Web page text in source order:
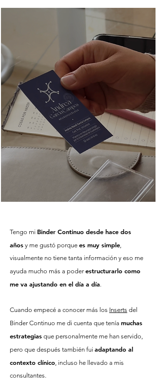
Tengo mi Binder Continuo desde hace dos
años y me gustó porque es muy simple,
visualmente no tiene tanta información y eso me
ayuda mucho más a poderestructurarlo como
me va ajustando en el día a día.
Cuando empecé a conocer más los Inserts del
Binder Continuo me di cuenta que tenía muchas
estrategias que personalmente me han servido,
pero que después también fui adaptando al
contexto clínico, incluso he llevado a mis
consultantes.